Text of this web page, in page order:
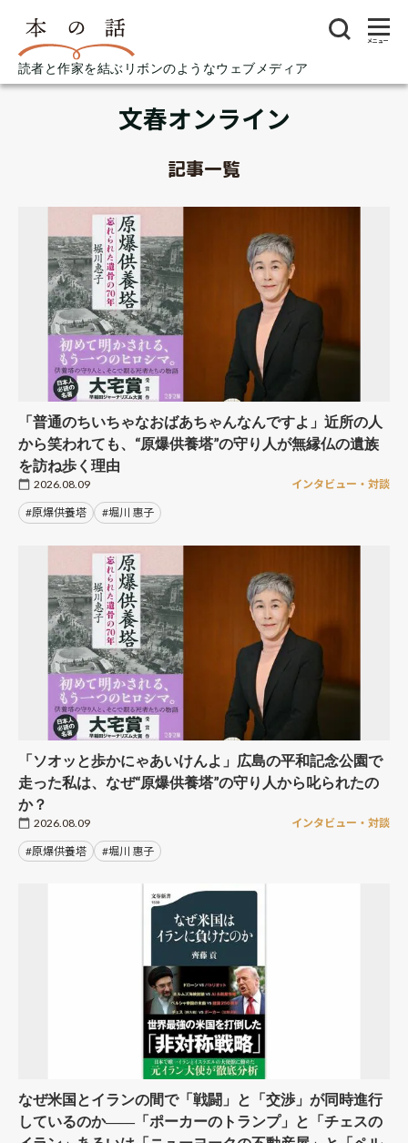
読者と作家を結ぶリボンのようなウェブメディア
メニュー
文春オンライン
記事一覧
「普通のちいちゃなおばあちゃんなんですよ」近所の人
から笑われても、“原爆供養塔”の守り人が無縁仏の遺族
を訪ね歩く理由
2026.08.09 インタビュー・対談
#原爆供養塔 #堀川 惠子
「ソオッと歩かにゃあいけんよ」広島の平和記念公園で
走った私は、なぜ“原爆供養塔”の守り人から叱られたの
か？
2026.08.09 インタビュー・対談
#原爆供養塔 #堀川 惠子
なぜ米国とイランの間で「戦闘」と「交渉」が同時進行
しているのか――「ポーカーのトランプ」と「チェスの